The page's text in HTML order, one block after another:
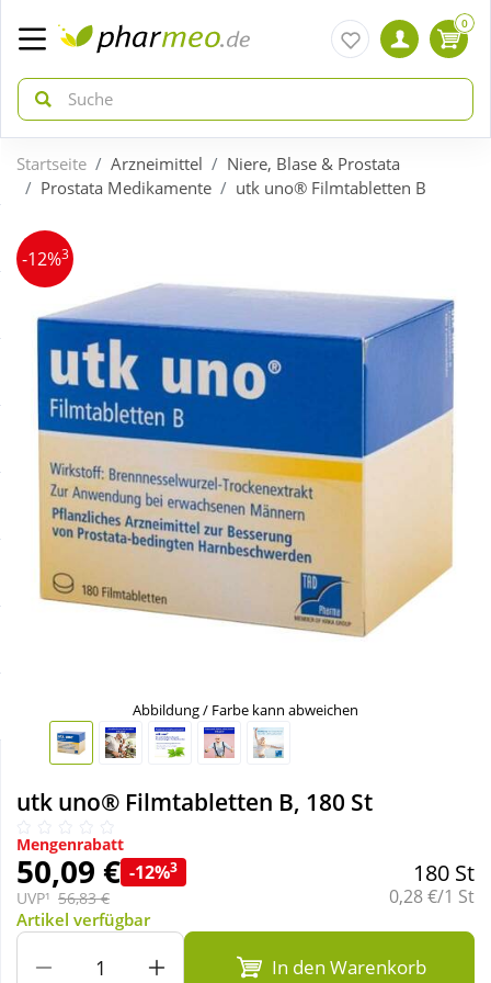
zurück
ÜBERSICHT AKTIONEN
Aktuelle Coupons
Gratis dazu
Neuheiten
Sale
Schnäppchen
Täglich gut versorgt
zurück
ÜBERSICHT KATEGORIEN
Arzneimittel
Bio & Genuss
Diabetes
Körperpflege & Kosmetik
Liebe & Erotik
Nahrungsergänzung
Sanitätshaus
Sport & Fitness
Tierbedarf
0
Startseite Arzneimittel
Niere, Blase & Prostata
Prostata Medikamente
utk uno® Filmtabletten B
-12%3
Abbildung / Farbe kann abweichen
utk uno® Filmtabletten B, 180 St
Mengenrabatt
50,09 € -12%3
UVP¹ 56,83 €
180 St
Grundpreis:
0,28 €/1 St
Artikel verfügbar
In den Warenkorb